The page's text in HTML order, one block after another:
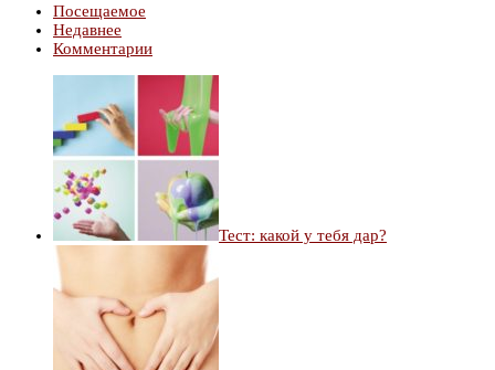
Посещаемое
Недавнее
Комментарии
Тест: какой у тебя дар?